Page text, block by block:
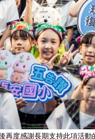
再度感謝長期支持此項活